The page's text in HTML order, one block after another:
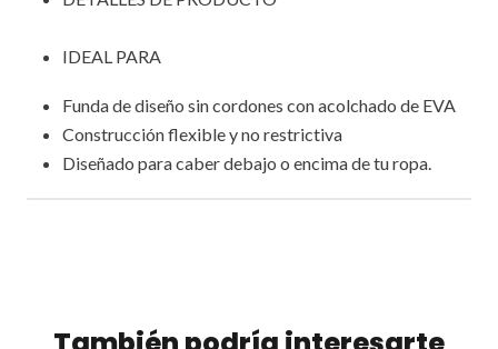
IDEAL PARA
Funda de diseño sin cordones con acolchado de EVA
Construcción flexible y no restrictiva
Diseñado para caber debajo o encima de tu ropa.